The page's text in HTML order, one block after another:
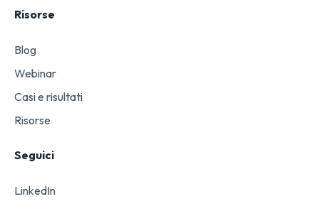
Risorse
Blog
Webinar
Casi e risultati
Risorse
Seguici
LinkedIn